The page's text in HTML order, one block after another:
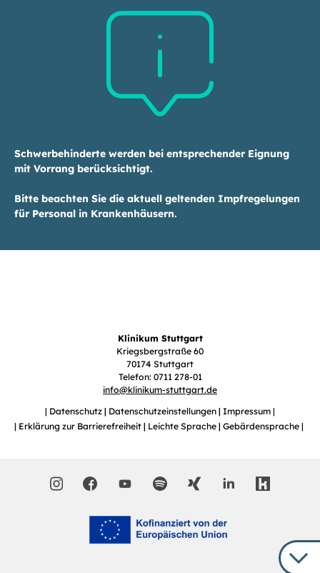
Schwerbehinderte werden bei entsprechender Eignung
mit Vorrang berücksichtigt.
Bitte beachten Sie die aktuell geltenden Impfregelungen
für Personal in Krankenhäusern.
Klinikum Stuttgart
Kriegsbergstraße 60
70174 Stuttgart
Telefon: 0711 278-01
info@klinikum-stuttgart.de
Datenschutz
Datenschutzeinstellungen Impressum
Erklärung zur Barrierefreiheit
Leichte Sprache Gebärdensprache